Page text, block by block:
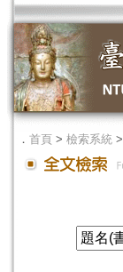
． 首頁 > 檢索系統 >